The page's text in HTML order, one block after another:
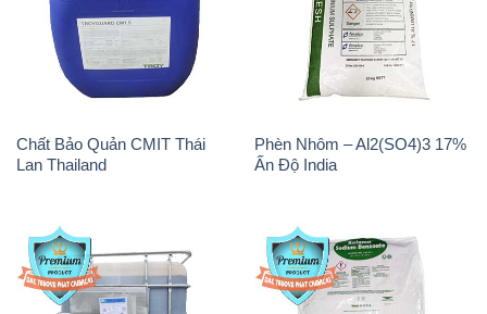
Chất Bảo Quản CMIT Thái
Lan Thailand
Phèn Nhôm – Al2(SO4)3 17%
Ấn Độ India